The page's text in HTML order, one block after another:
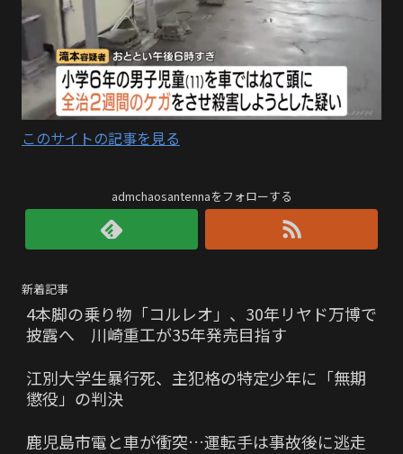
このサイトの記事を見る
admchaosantennaをフォローする
新着記事
4本脚の乗り物「コルレオ」、30年リヤド万博で
披露へ 川崎重工が35年発売目指す
江別大学生暴行死、主犯格の特定少年に「無期
懲役」の判決
鹿児島市電と車が衝突…運転手は事故後に逃走